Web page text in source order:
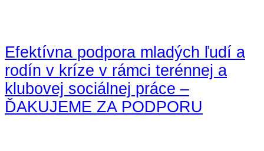
Efektívna podpora mladých ľudí a
rodín v kríze v rámci terénnej a
klubovej sociálnej práce –
ĎAKUJEME ZA PODPORU